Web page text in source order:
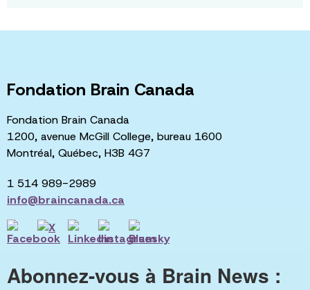
Fondation Brain Canada
Fondation Brain Canada
1200, avenue McGill College, bureau 1600
Montréal, Québec, H3B 4G7
1 514 989-2989
info@braincanada.ca
Abonnez-vous à Brain News :